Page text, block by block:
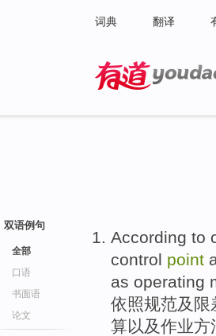
词典 翻译
双语例句
全部
口语
书面语
论文
According to
control point
as operating
依照规范及 限
算以及作业方